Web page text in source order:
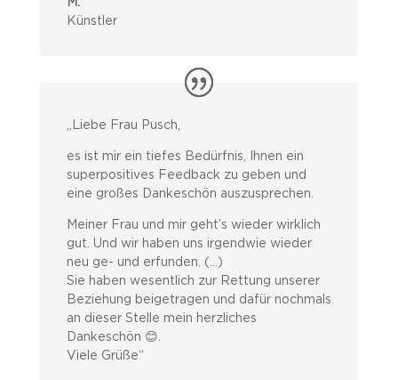
Künstler
Liebe Frau Pusch,
es ist mir ein tiefes Bedürfnis, Ihnen ein
superpositives Feedback zu geben und
eine großes Dankeschön auszusprechen.
Meiner Frau und mir geht’s wieder wirklich
gut. Und wir haben uns irgendwie wieder
neu ge- und erfunden. (…)
Sie haben wesentlich zur Rettung unserer
Beziehung beigetragen und dafür nochmals
an dieser Stelle mein herzliches
Dankeschön 😊.
Viele Grüße“